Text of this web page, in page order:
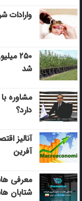
۲۵۰
شد
مشاوره
دارد؟
آنالیز
آفرین
معرفی
شتابان